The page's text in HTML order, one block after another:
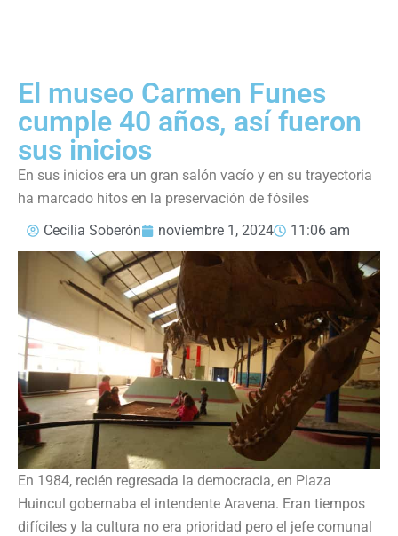
El museo Carmen Funes
cumple 40 años, así fueron
sus inicios
En sus inicios era un gran salón vacío y en su trayectoria
ha marcado hitos en la preservación de fósiles
Cecilia Soberón
noviembre 1, 2024 11:06 am
En 1984, recién regresada la democracia, en Plaza
Huincul gobernaba el intendente Aravena. Eran tiempos
difíciles y la cultura no era prioridad pero el jefe comunal